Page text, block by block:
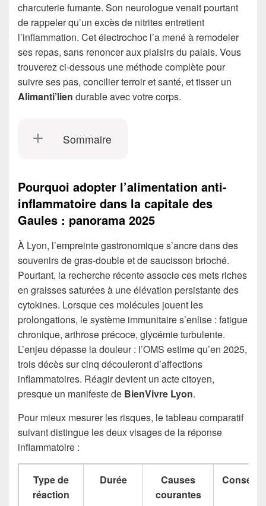
charcuterie fumante. Son neurologue venait pourtant
de rappeler qu’un excès de nitrites entretient
l’inflammation. Cet électrochoc l’a mené à remodeler
ses repas, sans renoncer aux plaisirs du palais. Vous
trouverez ci-dessous une méthode complète pour
suivre ses pas, concilier terroir et santé, et tisser un
Alimanti’lien durable avec votre corps.
Sommaire
Pourquoi adopter l’alimentation anti-
inflammatoire dans la capitale des
Gaules : panorama 2025
À Lyon, l’empreinte gastronomique s’ancre dans des
souvenirs de gras-double et de saucisson brioché.
Pourtant, la recherche récente associe ces mets riches
en graisses saturées à une élévation persistante des
cytokines. Lorsque ces molécules jouent les
prolongations, le système immunitaire s’enlise : fatigue
chronique, arthrose précoce, glycémie turbulente.
L’enjeu dépasse la douleur : l’OMS estime qu’en 2025,
trois décès sur cinq découleront d’affections
inflammatoires. Réagir devient un acte citoyen,
presque un manifeste de BienVivre Lyon.
Pour mieux mesurer les risques, le tableau comparatif
suivant distingue les deux visages de la réponse
inflammatoire :
Type de
réaction
Durée
Causes
courantes